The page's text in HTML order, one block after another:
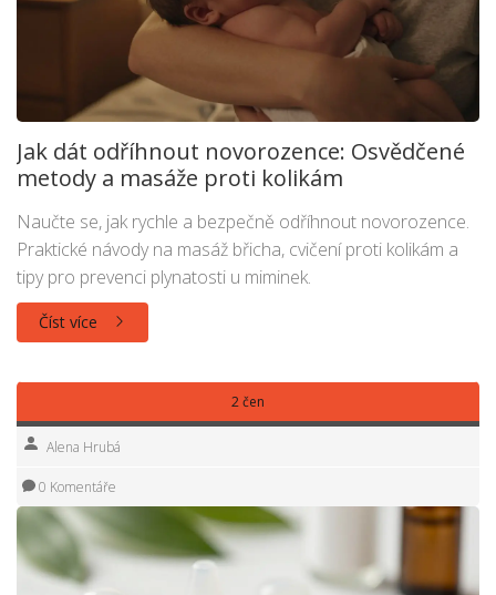
Jak dát odříhnout novorozence: Osvědčené
metody a masáže proti kolikám
Naučte se, jak rychle a bezpečně odříhnout novorozence.
Praktické návody na masáž břicha, cvičení proti kolikám a
tipy pro prevenci plynatosti u miminek.
Číst více
2 čen
Alena Hrubá
0 Komentáře